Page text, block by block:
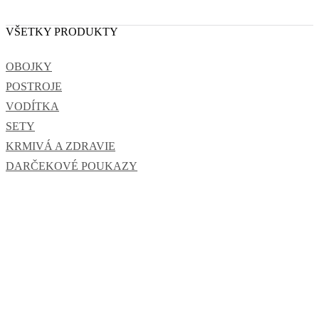
VŠETKY PRODUKTY
OBOJKY
POSTROJE
VODÍTKA
SETY
KRMIVÁ A ZDRAVIE
DARČEKOVÉ POUKAZY